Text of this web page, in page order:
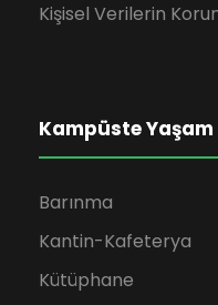
Kişisel Verilerin
Kampüste Yaşam
Barınma
Kantin-Kafeterya
Kütüphane